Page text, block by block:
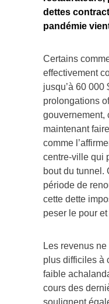
dettes
pandémie
Certains
effectivement
jusqu’à 60 000
prolongations
gouvernement,
maintenant
comme
centre-ville qui
bout du tunnel.
période de
cette dette
peser le pour et
Les revenus
plus difficiles à
faible
cours des
soulignent